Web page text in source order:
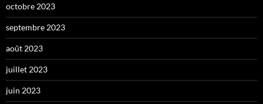
octobre 2023
septembre 2023
août 2023
juillet 2023
juin 2023